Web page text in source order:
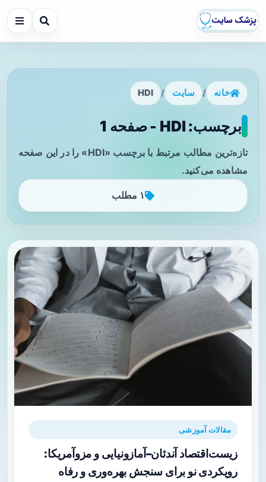
خانه / سایت /
HDI
برچسب: HDI - صفحه 1
تازه‌ترین مطالب مرتبط با برچسب «HDI» را در این صفحه
مشاهده می‌کنید.
۱ مطلب
مقالات آموزشی
زیست‌اقتصاد آندئان–آمازونیایی و مزوآمریکا:
رویکردی نو برای سنجش بهره‌وری و رفاه